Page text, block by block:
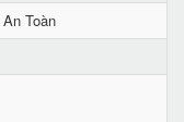
An Toàn